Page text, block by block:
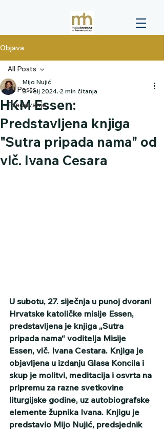
Objava
All Posts
Predavanje
All Posts
HKM Essen:
Predstavljena knjiga
"Sutra pripada nama" od
vlč. Ivana Cesara
Mijo Nujić
3. velj 2024. 2 min čitanja
U subotu, 27. siječnja u punoj dvorani
Hrvatske katoličke misije Essen,
predstavljena je knjiga „Sutra
pripada nama“ voditelja Misije
Essen, vlč. Ivana Cestara. Knjiga je
objavljena u izdanju Glasa Koncila i
skup je molitvi, meditacija i osvrta na
pripremu za razne svetkovine
liturgijske godine, uz autobiografske
elemente župnika Ivana. Knjigu je
predstavio Mijo Nujić, predsjednik